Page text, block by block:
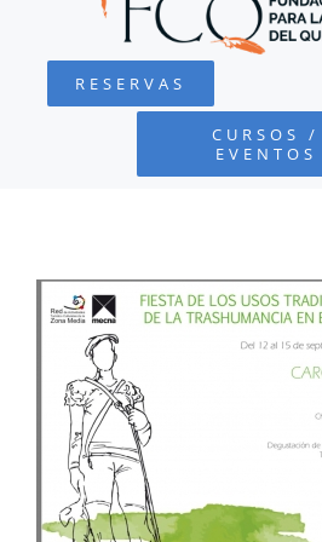
QUEBRANTAHUESOS
FUNDACIÓN
COLABORA
RECURSOS
NOTICIAS
RESERVAS
CURSOS /
EVENTOS